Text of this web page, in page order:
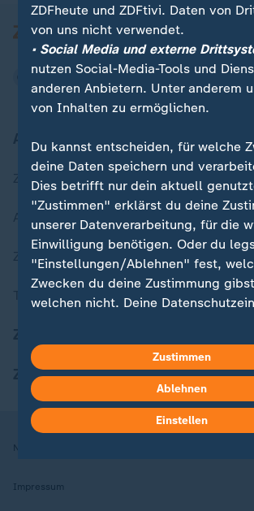
Aktuell bei ZDFheute
Zuletzt veröffentlicht
Aktuelle Sendungs-Videos
ZDFheute Stories
Themen im Überblick
ZDFheute Apps
Nutzungsbedingungen
Impressum
ZDFheute und ZDFtivi. Daten von
von uns nicht verwendet.
• Social Media und externe
nutzen Social-Media-Tools und
anderen Anbietern. Unter anderem
von Inhalten zu ermöglichen.
Du kannst entscheiden, für welche
deine Daten speichern und
Dies betrifft nur dein aktuell
"Zustimmen" erklärst du deine
unserer Datenverarbeitung, für die
Einwilligung benötigen. Oder du
"Einstellungen/Ablehnen" fest,
Zwecken du deine Zustimmung
welchen nicht. Deine
in deinen Einstellungen widerrufen
Hier findest du das Impressum.
Weitere Informationen findest du in
Datenschutzerklärung.
Zustimmen
Ablehnen
Einstellen